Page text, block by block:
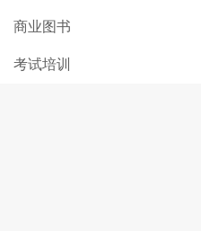
商业图书
考试培训